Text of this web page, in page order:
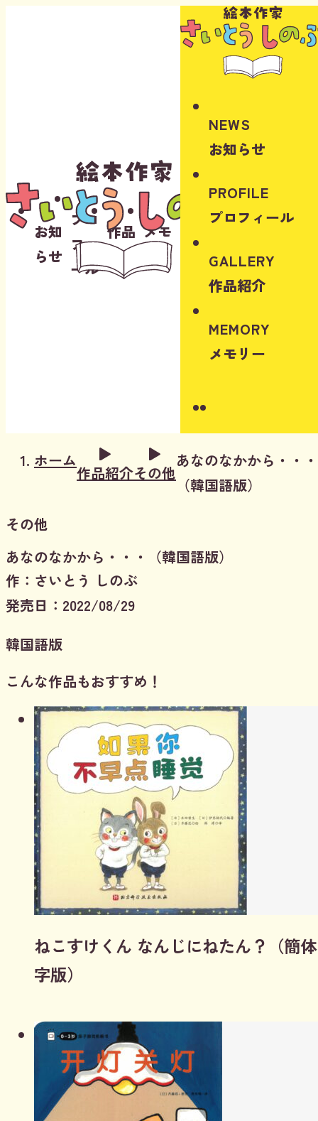
お知
らせ
プロ
フィ
ール
作品
紹介
メモ
リー
NEWS
お知らせ
PROFILE
プロフィール
GALLERY
作品紹介
MEMORY
メモリー
ホーム
作品紹介その他
あなのなかから・・・
（韓国語版）
その他
あなのなかから・・・（韓国語版）
作：さいとう しのぶ
発売日：2022/08/29
韓国語版
こんな作品もおすすめ！
ねこすけくん なんじにねたん？（簡体
字版）